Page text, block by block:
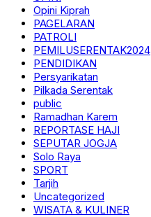
Opini Kiprah
PAGELARAN
PATROLI
PEMILUSERENTAK2024
PENDIDIKAN
Persyarikatan
Pilkada Serentak
public
Ramadhan Karem
REPORTASE HAJI
SEPUTAR JOGJA
Solo Raya
SPORT
Tarjih
Uncategorized
WISATA & KULINER